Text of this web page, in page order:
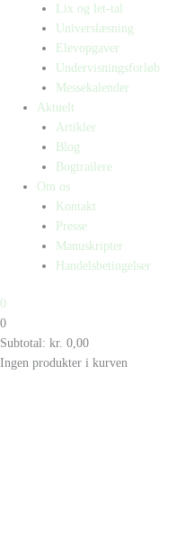
Lix og let-tal
Universlæsning
Elevopgaver
Undervisningsforløb
Messekalender
Aktuelt
Artikler
Blog
Bogtrailere
Om os
Kontakt
Presse
Manuskripter
Handelsbetingelser
0
0
Subtotal: kr. 0,00
Ingen produkter i kurven